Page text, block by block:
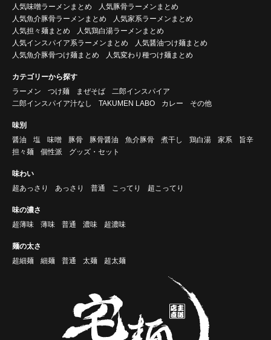
人気味噌ラーメンまとめ
人気豚骨ラーメンまとめ
人気魚介豚骨ラーメンまとめ
人気家系ラーメンまとめ
人気担々麺まとめ
人気鶏白湯ラーメンまとめ
人気インスパイア系ラーメンまとめ
人気醤油つけ麺まとめ
人気魚介豚骨つけ麺まとめ
人気変わり種つけ麺まとめ
カテゴリーから探す
ラーメン
つけ麺 まぜそば
二郎インスパイア
二郎インスパイア汁なし
TAKUMEN LABO カレー その他
味別
醤油
塩 味噌 豚骨 豚骨醤油 魚介豚骨 煮干し 鶏白湯 家系
旨辛
担々麺
個性派 グッズ・セット
味わい
超あっさり
あっさり 普通 こってり 超こってり
味の濃さ
超薄味
薄味 普通 濃味 超濃味
麺の太さ
超細麺
細麺 普通 太麺 超太麺